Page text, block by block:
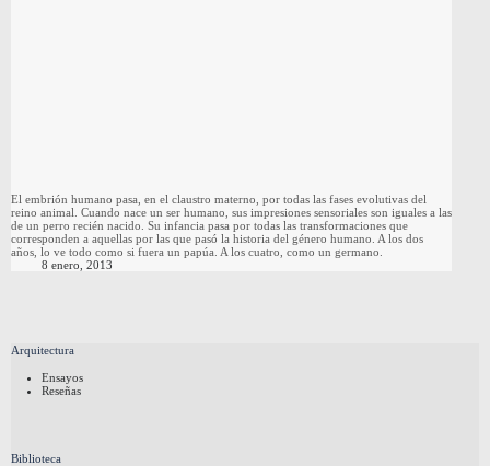
El embrión humano pasa, en el claustro materno, por todas las fases evolutivas del
reino animal. Cuando nace un ser humano, sus impresiones sensoriales son iguales a las
de un perro recién nacido. Su infancia pasa por todas las transformaciones que
corresponden a aquellas por las que pasó la historia del género humano. A los dos
años, lo ve todo como si fuera un papúa. A los cuatro, como un germano.
8 enero, 2013
Arquitectura
Ensayos
Reseñas
Biblioteca